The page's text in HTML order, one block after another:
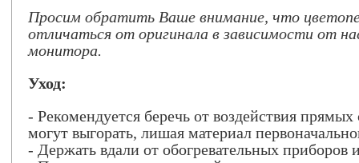
Просим обратить Ваше внимание, что
отличаться от оригинала в зависимости от
монитора.
Уход:
- Рекомендуется беречь от воздействия
могут выгорать, лишая материал
- Держать вдали от обогревательных приборов